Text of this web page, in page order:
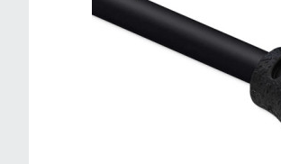
Qoltec Kabel HDMI v2.1 Ultra high
speed 8K | 60Hz | 28AWG| GOLD |